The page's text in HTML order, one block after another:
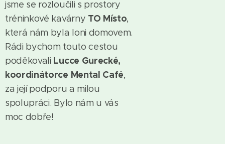
jsme se rozloučili s prostory
tréninkové kavárny TO Místo,
která nám byla loni domovem.
Rádi bychom touto cestou
poděkovali Lucce Gurecké,
koordinátorce Mental Café,
za její podporu a milou
spolupráci. Bylo nám u vás
moc dobře!